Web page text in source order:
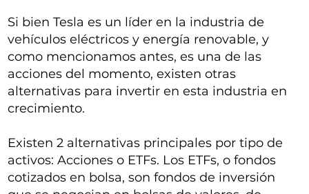
Si bien Tesla es un líder en la industria de
vehículos eléctricos y energía renovable, y
como mencionamos antes, es una de las
acciones del momento, existen otras
alternativas para invertir en esta industria en
crecimiento.
Existen 2 alternativas principales por tipo de
activos: Acciones o ETFs. Los ETFs, o fondos
cotizados en bolsa, son fondos de inversión